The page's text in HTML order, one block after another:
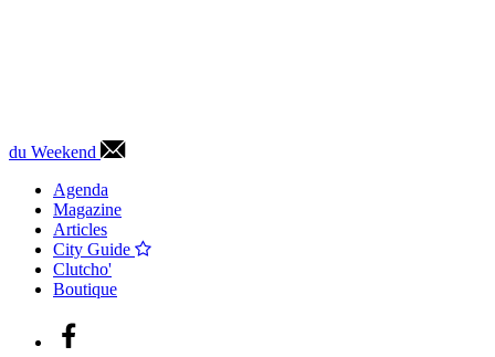
du Weekend
Agenda
Magazine
Articles
City Guide
Clutcho'
Boutique